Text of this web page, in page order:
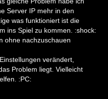
Server IP mehr in den
was funktioniert ist die
ins Spiel zu kommen. :shock:
ohne nachzuschauen
verändert,
Problem liegt. Vielleicht
:PC: